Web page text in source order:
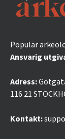
Populär
Ansvarig
Adress:
116 21
Kontakt: